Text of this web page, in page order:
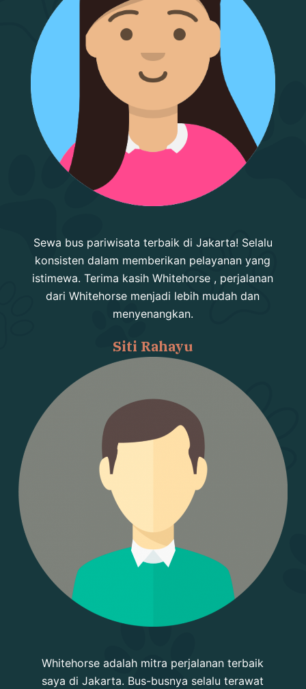
Sewa bus pariwisata terbaik di Jakarta! Selalu
konsisten dalam memberikan pelayanan yang
istimewa. Terima kasih Whitehorse , perjalanan
dari Whitehorse menjadi lebih mudah dan
menyenangkan.
Siti Rahayu
Whitehorse adalah mitra perjalanan terbaik
saya di Jakarta. Bus-busnya selalu terawat